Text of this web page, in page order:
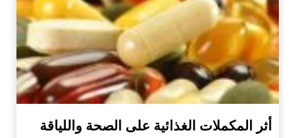
أثر المكملات الغذائية على الصحة واللياقة